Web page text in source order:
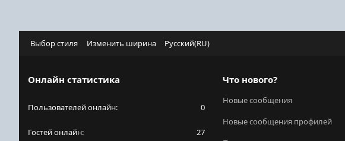
Выбор стиля Изменить ширина Русский(RU)
Онлайн статистика
Пользователей онлайн 0
Гостей онлайн 27
Что нового?
Новые сообщения
Новые сообщения профилей